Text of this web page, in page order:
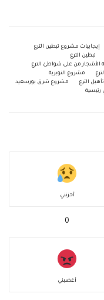
إيجابيات مشروع تبطين الترع
تبطين الترع
الأشجار من على شواطئ الترع
مشروع النوبرية
الترع
مشروع شرق بورسعيد
أحزنني
0
أغضبني